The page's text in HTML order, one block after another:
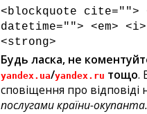
<blockquote cite="">
datetime=""> <em>
<strong>
Будь ласка, не
yandex.ua/yandex.ru тощо.
сповіщення про відповіді
послугами країни-